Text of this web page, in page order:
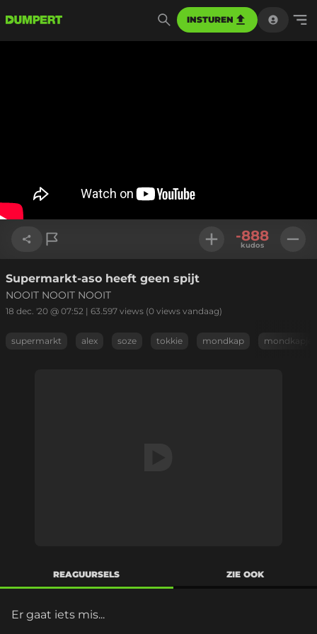
INSTUREN
Link kopiëren
-888
kudos
Supermarkt-aso heeft geen spijt
NOOIT NOOIT NOOIT
18 dec. '20 @ 07:52 | 63.597 views (0 views vandaag)
supermarkt alex soze tokkie mondkap mondkapje
REAGUURSELS ZIE OOK
Er gaat iets mis...